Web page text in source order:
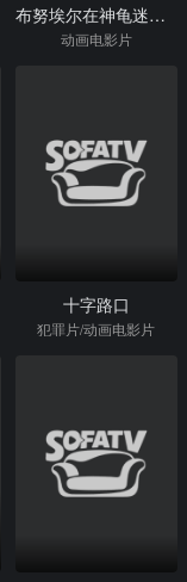
布努埃尔在神龟迷宫中
动画电影片
十字路口
犯罪片/动画电影片